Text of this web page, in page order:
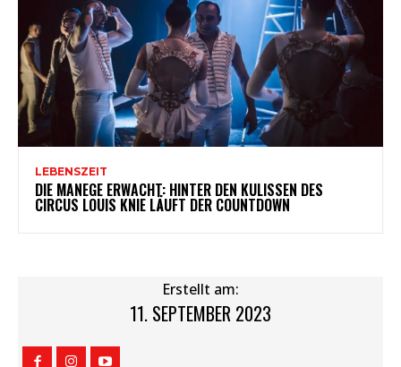
LEBENSZEIT
DIE MANEGE ERWACHT: HINTER DEN KULISSEN DES
CIRCUS LOUIS KNIE LÄUFT DER COUNTDOWN
Erstellt am:
11. SEPTEMBER 2023